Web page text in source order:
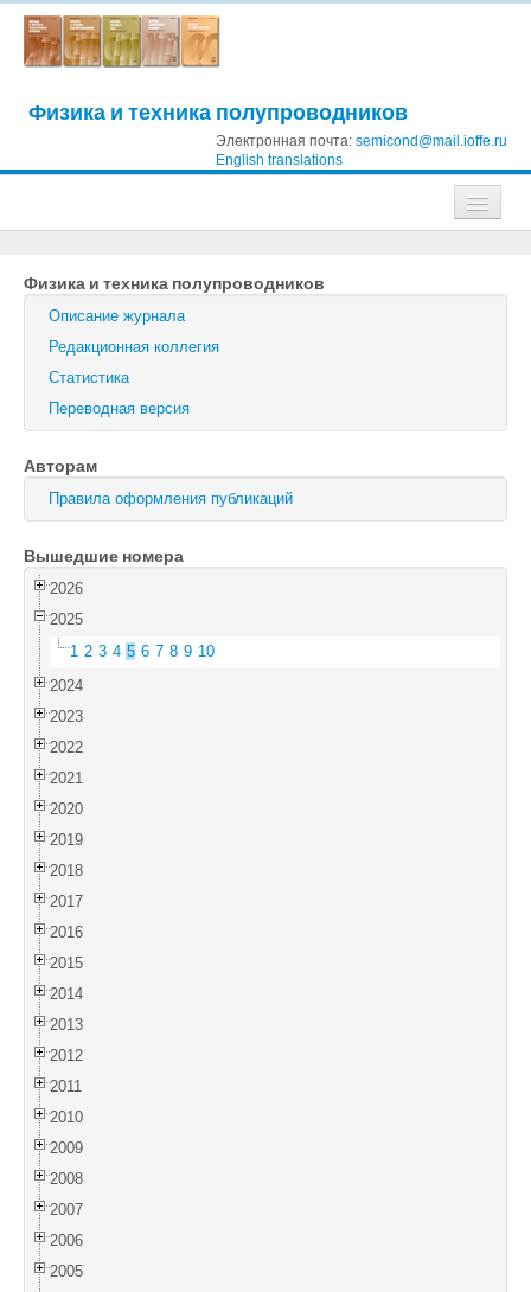
Физика и техника полупроводников
Электронная почта: semicond@mail.ioffe.ru
English translations
Журнал технической физики
Письма в Журнал технической физики
Физика твердого тела
Физика и техника полупроводников
Оптика и спектроскопия
Поиск
Войти
Физика и техника полупроводников
Описание журнала
Редакционная коллегия
Статистика
Переводная версия
Авторам
Правила оформления публикаций
Вышедшие номера
2026
2025
1 2 3 4 5 6 7 8 9 10
2024
2023
2022
2021
2020
2019
2018
2017
2016
2015
2014
2013
2012
2011
2010
2009
2008
2007
2006
2005